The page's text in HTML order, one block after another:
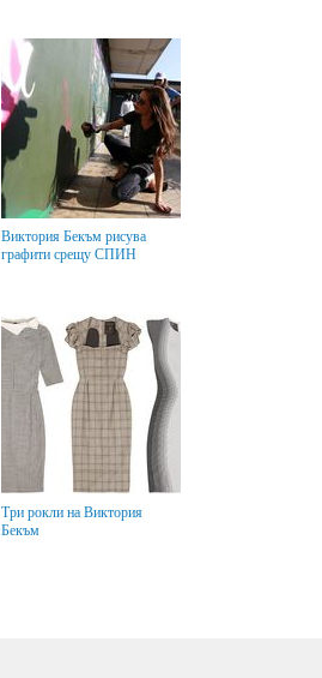
Виктория Бекъм рисува
графити срещу СПИН
Три рокли на Виктория
Бекъм